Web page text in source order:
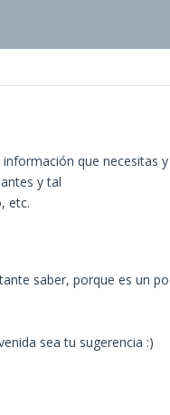
que necesitas
y tal
etc.
saber, porque es un
sea tu sugerencia :)